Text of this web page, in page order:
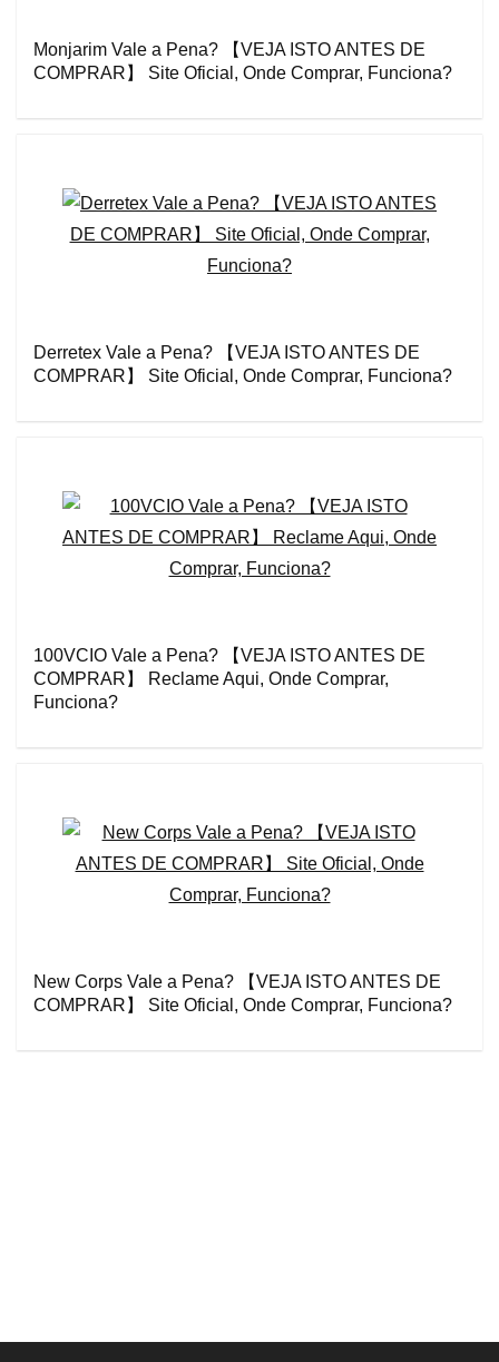
Monjarim Vale a Pena? 【VEJA ISTO ANTES DE
COMPRAR】 Site Oficial, Onde Comprar, Funciona?
Derretex Vale a Pena? 【VEJA ISTO ANTES DE
COMPRAR】 Site Oficial, Onde Comprar, Funciona?
100VCIO Vale a Pena? 【VEJA ISTO ANTES DE
COMPRAR】 Reclame Aqui, Onde Comprar,
Funciona?
New Corps Vale a Pena? 【VEJA ISTO ANTES DE
COMPRAR】 Site Oficial, Onde Comprar, Funciona?